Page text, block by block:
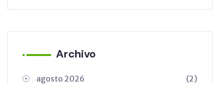
Archivo
agosto 2026 (2)